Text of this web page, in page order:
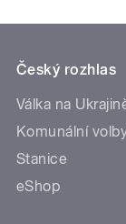
Český rozhlas
Válka na
Komunální
Stanice
eShop